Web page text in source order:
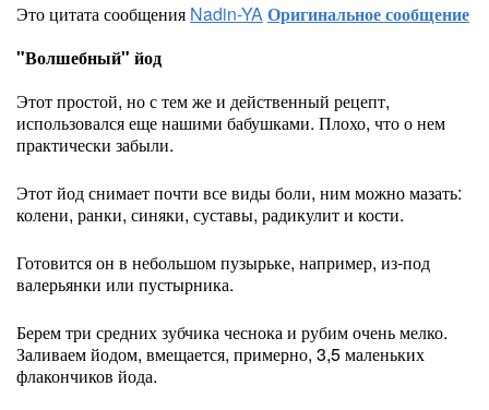
Это цитата сообщения Nadin-YAОригинальное сообщение
"Волшебный" йод
Этот простой, но с тем же и действенный рецепт,
использовался еще нашими бабушками. Плохо, что о нем
практически забыли.
Этот йод снимает почти все виды боли, ним можно мазать:
колени, ранки, синяки, суставы, радикулит и кости.
Готовится он в небольшом пузырьке, например, из-под
валерьянки или пустырника.
Берем три средних зубчика чеснока и рубим очень мелко.
Заливаем йодом, вмещается, примерно, 3,5 маленьких
флакончиков йода.